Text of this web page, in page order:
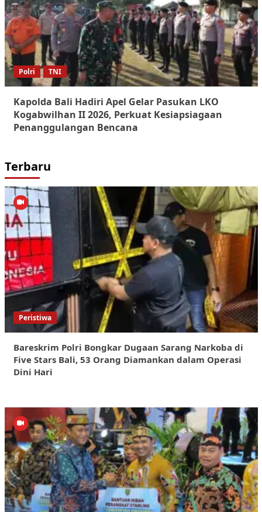
Polri TNI
Kapolda Bali Hadiri Apel Gelar Pasukan LKO
Kogabwilhan II 2026, Perkuat Kesiapsiagaan
Penanggulangan Bencana
Terbaru
Peristiwa
Bareskrim Polri Bongkar Dugaan Sarang Narkoba di
Five Stars Bali, 53 Orang Diamankan dalam Operasi
Dini Hari